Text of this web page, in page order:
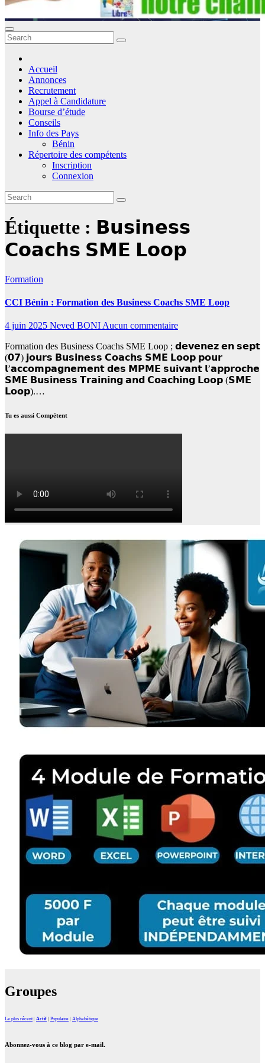
Accueil
Annonces
Recrutement
Appel à Candidature
Bourse d’étude
Conseils
Info des Pays
Bénin
Répertoire des compétents
Inscription
Connexion
Étiquette : 𝗕𝘂𝘀𝗶𝗻𝗲𝘀𝘀
𝗖𝗼𝗮𝗰𝗵𝘀 𝗦𝗠𝗘 𝗟𝗼𝗼𝗽
Formation
CCI Bénin : Formation des Business Coachs SME Loop
4 juin 2025 Neved BONIAucun commentaire
Formation des Business Coachs SME Loop ; 𝗱𝗲𝘃𝗲𝗻𝗲𝘇 𝗲𝗻 𝘀𝗲𝗽𝘁
(𝟬𝟳) 𝗷𝗼𝘂𝗿𝘀 𝗕𝘂𝘀𝗶𝗻𝗲𝘀𝘀 𝗖𝗼𝗮𝗰𝗵𝘀 𝗦𝗠𝗘 𝗟𝗼𝗼𝗽 𝗽𝗼𝘂𝗿
𝗹’𝗮𝗰𝗰𝗼𝗺𝗽𝗮𝗴𝗻𝗲𝗺𝗲𝗻𝘁 𝗱𝗲𝘀 𝗠𝗣𝗠𝗘 𝘀𝘂𝗶𝘃𝗮𝗻𝘁 𝗹’𝗮𝗽𝗽𝗿𝗼𝗰𝗵𝗲
𝗦𝗠𝗘 𝗕𝘂𝘀𝗶𝗻𝗲𝘀𝘀 𝗧𝗿𝗮𝗶𝗻𝗶𝗻𝗴 𝗮𝗻𝗱 𝗖𝗼𝗮𝗰𝗵𝗶𝗻𝗴 𝗟𝗼𝗼𝗽 (𝗦𝗠𝗘
𝗟𝗼𝗼𝗽).…
Tu es aussi Compétent
Groupes
Le plus récent Actif Populaire Alphabétique
Abonnez-vous à ce blog par e-mail.